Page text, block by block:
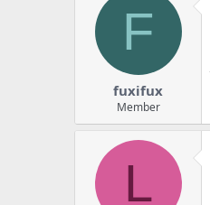
F
fuxifux
Member
L